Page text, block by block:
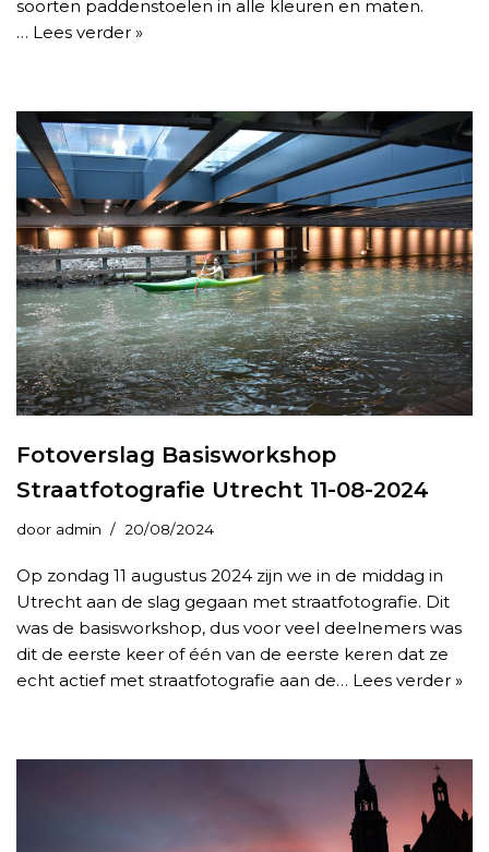
soorten paddenstoelen in alle kleuren en maten.
… Lees verder »
Fotoverslag Basisworkshop
Straatfotografie Utrecht 11-08-2024
door admin 20/08/2024
Op zondag 11 augustus 2024 zijn we in de middag in
Utrecht aan de slag gegaan met straatfotografie. Dit
was de basisworkshop, dus voor veel deelnemers was
dit de eerste keer of één van de eerste keren dat ze
echt actief met straatfotografie aan de… Lees verder »